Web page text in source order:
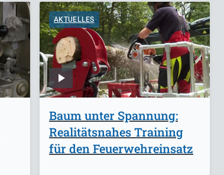
AKTUELLES
Baum unter Spannung:
Realitätsnahes Training
für den Feuerwehreinsatz